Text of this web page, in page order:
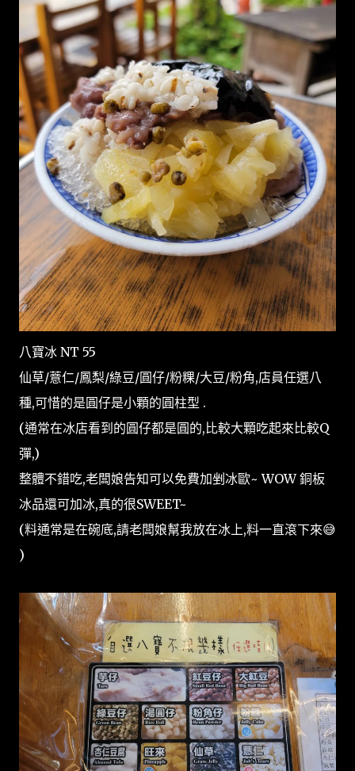
八寶冰 NT 55
仙草/薏仁/鳳梨/綠豆/圓仔/粉粿/大豆/粉角,店員任選八
種,可惜的是圓仔是小顆的圓柱型 .
(通常在冰店看到的圓仔都是圓的,比較大顆吃起來比較Q
彈,)
整體不錯吃,老闆娘告知可以免費加剉冰歐~ WOW 銅板
冰品還可加冰,真的很SWEET~
(料通常是在碗底,請老闆娘幫我放在冰上,料一直滾下來😅
)